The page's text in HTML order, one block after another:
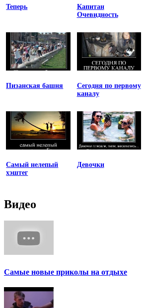
Теперь
Капитан
Очевидность
Пизанская башня
Сегодня по первому
каналу
Самый нелепый
хэштег
Девочки
Видео
Самые новые приколы на отдыхе